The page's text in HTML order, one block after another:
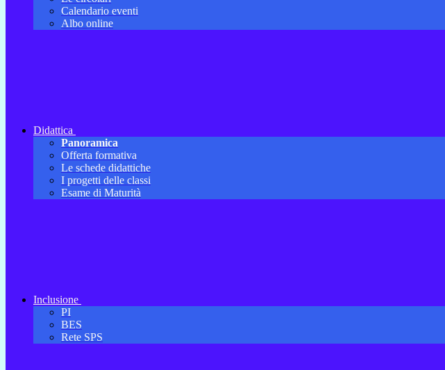
Calendario eventi
Albo online
Didattica
Panoramica
Offerta formativa
Le schede didattiche
I progetti delle classi
Esame di Maturità
Inclusione
PI
BES
Rete SPS